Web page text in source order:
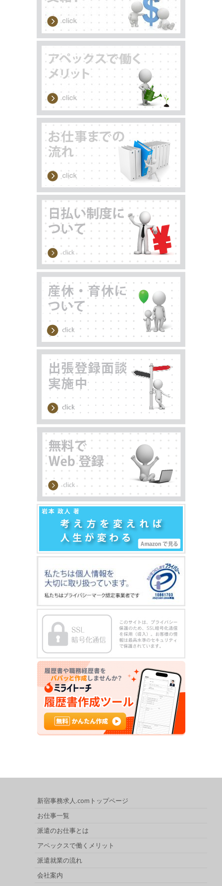
新宿事務求人.comトップページ
お仕事一覧
派遣のお仕事とは
アペックスで働くメリット
派遣就業の流れ
会社案内